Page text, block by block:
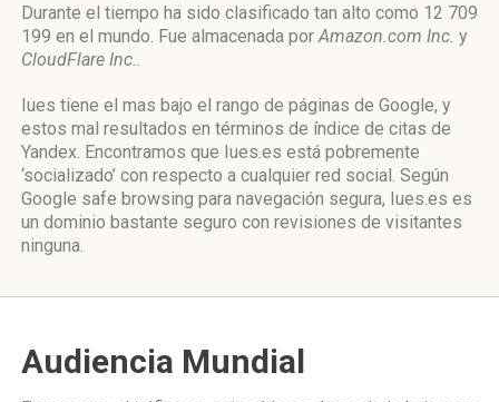
Durante el tiempo ha sido clasificado tan alto como 12 709
199 en el mundo. Fue almacenada porAmazon.com Inc. y
CloudFlare Inc..
Iues tiene el mas bajo el rango de páginas de Google, y
estos mal resultados en términos de índice de citas de
Yandex. Encontramos que Iues.es está pobremente
‘socializado’ con respecto a cualquier red social. Según
Google safe browsing para navegación segura, Iues.es es
un dominio bastante seguro con revisiones de visitantes
ninguna.
Audiencia Mundial